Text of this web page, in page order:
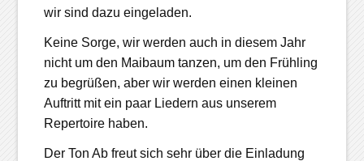
wir sind dazu eingeladen.
Keine Sorge, wir werden auch in diesem Jahr
nicht um den Maibaum tanzen, um den Frühling
zu begrüßen, aber wir werden einen kleinen
Auftritt mit ein paar Liedern aus unserem
Repertoire haben.
Der Ton Ab freut sich sehr über die Einladung